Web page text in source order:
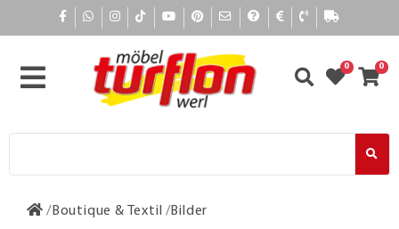
0 0
Boutique & Textil Bilder